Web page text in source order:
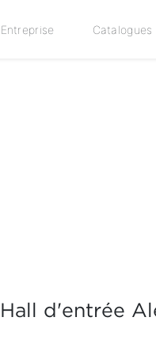
Entreprise Catalogues
d'entrée